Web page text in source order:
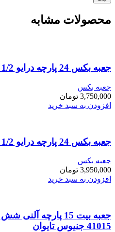
محصولات مشابه
جعبه بکس 24 پارچه درایو 1/2 برند باس BOSS
جعبه بکس
3,750,000 تومان
افزودن به سبد خرید
جعبه بکس 24 پارچه درایو 1/2 تات TAT TOOLS
جعبه بکس
3,950,000 تومان
افزودن به سبد خرید
41015 جنیوس تایوان